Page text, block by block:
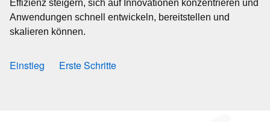
Effizienz steigern, sich auf Innovationen konzentrieren und
Anwendungen schnell entwickeln, bereitstellen und
skalieren können.
Einstieg Erste Schritte